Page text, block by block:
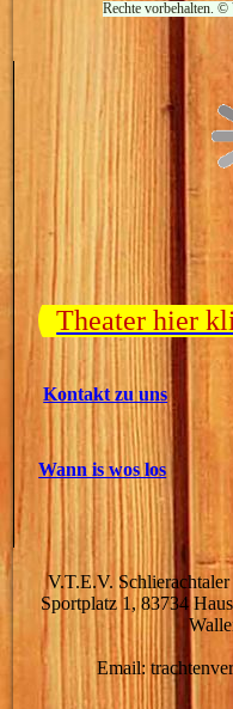
Rechte vorbehalten.
Theater hier
Kontakt zu uns
Wann is wos los
V.T.E.V.
Sportplatz 1, 83734
Email: